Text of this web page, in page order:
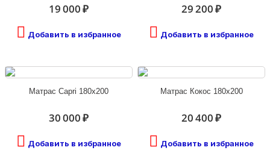
19 000 ₽
Добавить в избранное
29 200 ₽
Добавить в избранное
Матрас Capri 180х200
30 000 ₽
Добавить в избранное
Матрас Кокос 180х200
20 400 ₽
Добавить в избранное